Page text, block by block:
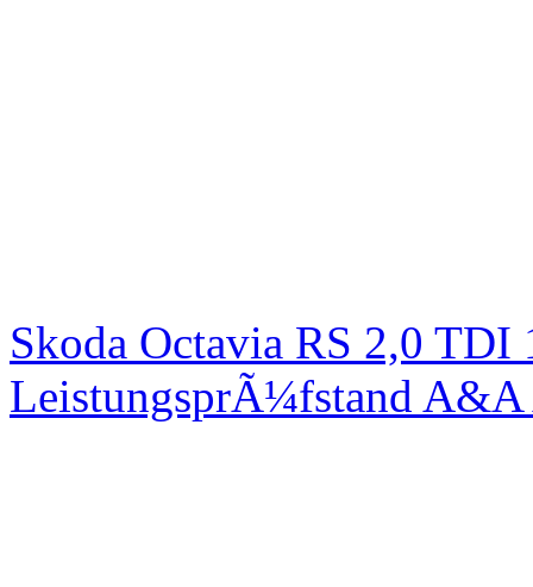
Skoda Octavia RS 2,0
LeistungsprÃ¼fstand